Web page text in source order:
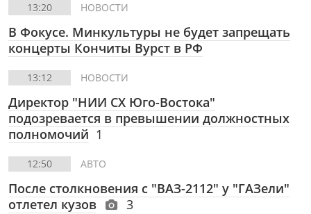
13:20 НОВОСТИ
В Фокусе. Минкультуры не будет запрещать
концерты Кончиты Вурст в РФ
13:12 НОВОСТИ
Директор "НИИ СХ Юго-Востока"
подозревается в превышении должностных
полномочий 1
12:50 АВТО
После столкновения с "ВАЗ-2112" у "ГАЗели"
отлетел кузов
3